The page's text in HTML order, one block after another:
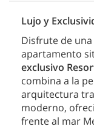
Lujo y
Disfrute de
apartamento
exclusivo
combina a la
arquitectura
moderno,
frente al mar